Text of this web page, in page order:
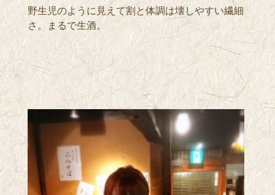
野生児のように見えて割と体調は壊しやすい繊細
さ。まるで生酒。